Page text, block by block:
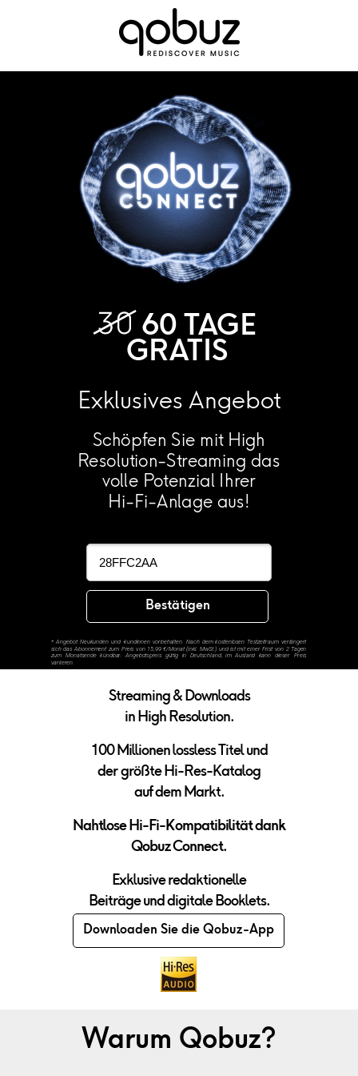
Bestätigen
*Angebot Neukunden und -kundinnen vorbehalten. Nach dem kostenlosen Testzeitraum verlängert
sich das Abonnement zum Preis von 15,99 €/Monat (inkl. MwSt.) und ist mit einer Frist von 2 Tagen
zum Monatsende kündbar. Angebotspreis gültig in Deutschland, im Ausland kann dieser Preis
variieren.
Exklusives Angebot
Schöpfen Sie mit High
Resolution-Streaming das
volle Potenzial Ihrer
Hi-Fi-Anlage aus!
60 TAGE
GRATIS
Warum Qobuz?
Streaming & Downloads
in High Resolution.
100 Millionen lossless Titel und
der größte Hi-Res-Katalog
auf dem Markt.
Nahtlose Hi-Fi-Kompatibilität dank
Qobuz Connect.
Exklusive redaktionelle
Beiträge und digitale Booklets.
Downloaden Sie die Qobuz-App